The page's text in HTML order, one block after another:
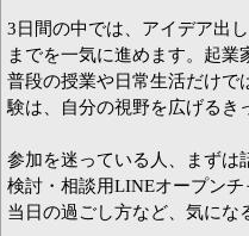
3日間の中では、アイデア出
までを一気に進めます。起
普段の授業や日常生活だけで
験は、自分の視野を広げるき
参加を迷っている人、まずは
検討・相談用LINEオープン
当日の過ごし方など、気にな